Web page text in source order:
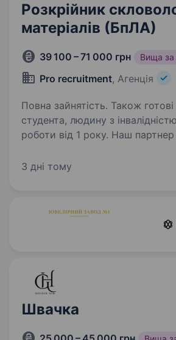
Розкрійник
матеріалів (БпЛА)
39 100 – 71 000 грн Вища
Pro recruitment, Агенція
Повна зайнятість. Також готові
студента, людину з
роботи від 1 року. Наш партнер створює
забезпечити ідеальну геометрію
індустрію якісними деталями,
3 дні тому
Швачка